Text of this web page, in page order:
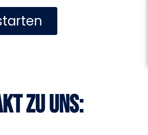
zu uns: